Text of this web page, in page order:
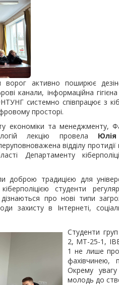
активно поширює
канали, інформаційна
системно співпрацює з
просторі.
економіки та менеджменту,
лекцію провела
відділу
Департаменту
доброю традицією для
студенти
про нові типи
захисту в Інтернеті,
Студенти
2, МТ-25-1,
1 не лише
фахівчинею,
Окрему
молодь до